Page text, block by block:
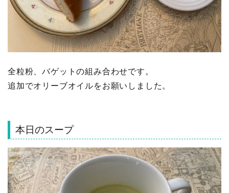
全粒粉、バゲットの組み合わせです。
追加でオリーブオイルをお願いしました。
本日のスープ